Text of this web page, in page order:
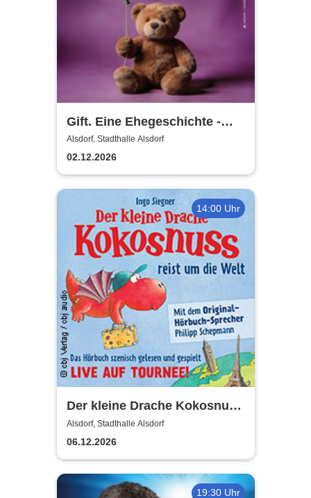
Gift. Eine Ehegeschichte -
Grenzlandtheater Aachen
Alsdorf, Stadthalle Alsdorf
02.12.2026
14:00 Uhr
Der kleine Drache Kokosnuss
- reist um die Welt
Alsdorf, Stadthalle Alsdorf
06.12.2026
19:30 Uhr